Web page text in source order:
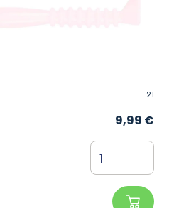
21
9,99 €